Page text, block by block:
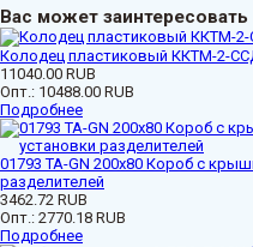
Вас может заинтересовать
Колодец пластиковый ККТМ-2-
11040.00 RUB
Опт.: 10488.00 RUB
Подробнее
01793 ТА-GN 200x80 Короб с
разделителей
3462.72 RUB
Опт.: 2770.18 RUB
Подробнее